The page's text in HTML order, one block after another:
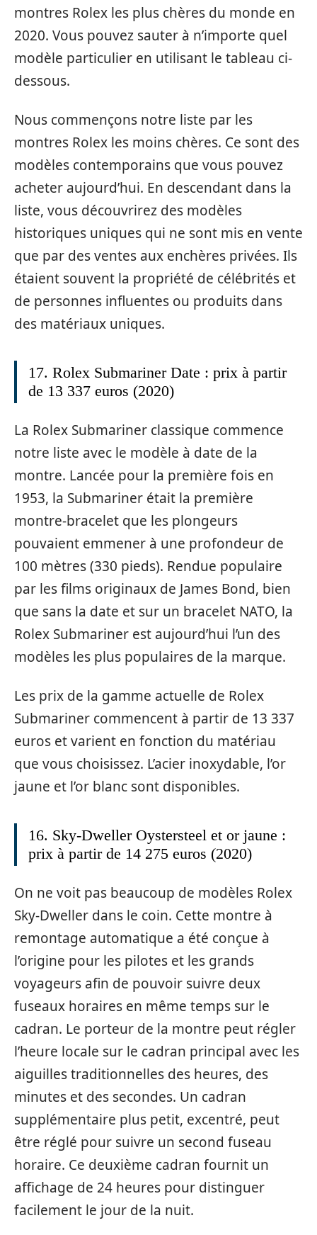
montres Rolex les plus chères du monde en
2020. Vous pouvez sauter à n’importe quel
modèle particulier en utilisant le tableau ci-
dessous.
Nous commençons notre liste par les
montres Rolex les moins chères. Ce sont des
modèles contemporains que vous pouvez
acheter aujourd’hui. En descendant dans la
liste, vous découvrirez des modèles
historiques uniques qui ne sont mis en vente
que par des ventes aux enchères privées. Ils
étaient souvent la propriété de célébrités et
de personnes influentes ou produits dans
des matériaux uniques.
17. Rolex Submariner Date : prix à partir
de 13 337 euros (2020)
La Rolex Submariner classique commence
notre liste avec le modèle à date de la
montre. Lancée pour la première fois en
1953, la Submariner était la première
montre-bracelet que les plongeurs
pouvaient emmener à une profondeur de
100 mètres (330 pieds). Rendue populaire
par les films originaux de James Bond, bien
que sans la date et sur un bracelet NATO, la
Rolex Submariner est aujourd’hui l’un des
modèles les plus populaires de la marque.
Les prix de la gamme actuelle de Rolex
Submariner commencent à partir de 13 337
euros et varient en fonction du matériau
que vous choisissez. L’acier inoxydable, l’or
jaune et l’or blanc sont disponibles.
16. Sky-Dweller Oystersteel et or jaune :
prix à partir de 14 275 euros (2020)
On ne voit pas beaucoup de modèles Rolex
Sky-Dweller dans le coin. Cette montre à
remontage automatique a été conçue à
l’origine pour les pilotes et les grands
voyageurs afin de pouvoir suivre deux
fuseaux horaires en même temps sur le
cadran. Le porteur de la montre peut régler
l’heure locale sur le cadran principal avec les
aiguilles traditionnelles des heures, des
minutes et des secondes. Un cadran
supplémentaire plus petit, excentré, peut
être réglé pour suivre un second fuseau
horaire. Ce deuxième cadran fournit un
affichage de 24 heures pour distinguer
facilement le jour de la nuit.